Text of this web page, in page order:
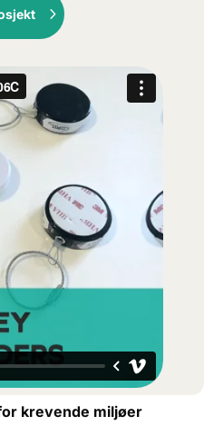
krevende miljøer